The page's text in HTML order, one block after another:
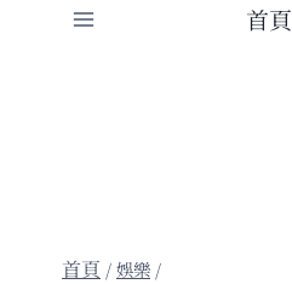
首頁
/娛樂 /